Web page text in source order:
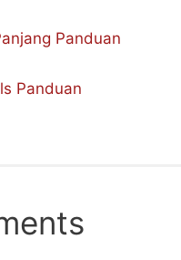
Panduan
Panduan